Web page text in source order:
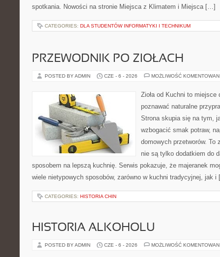
spotkania. Nowości na stronie Miejsca z Klimatem i Miejsca […]
CATEGORIES: DLA STUDENTÓW INFORMATYKI I TECHNIKUM
PRZEWODNIK PO ZIOŁACH
POSTED BY ADMIN CZE - 6 - 2026 MOŻLIWOŚĆ
Zioła od Kuchni to
poznawać naturalne
Strona skupia się na tym,
wzbogacić smak potraw,
domowych przetworów. To
nie są tylko dodatkiem do
sposobem na lepszą kuchnię. Serwis pokazuje, że majeranek
wiele nietypowych sposobów, zarówno w kuchni tradycyjnej, jak
CATEGORIES: HISTORIA CHIN
HISTORIA ALKOHOLU
POSTED BY ADMIN CZE - 6 - 2026 MOŻLIWOŚĆ